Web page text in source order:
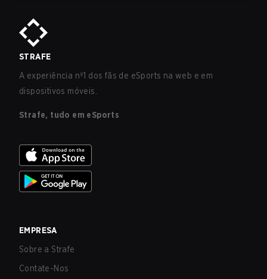
STRAFE
A experiência nº1 dos fãs de eSports na web e em
dispositivos móveis.
Strafe, tudo em eSports
EMPRESA
Sobre a Strafe
Contate-Nos